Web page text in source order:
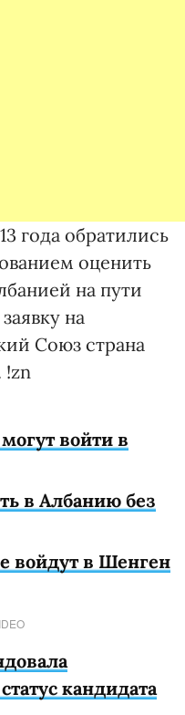
года обратились
оценить
на пути
на
Союз страна
!zn
войти в
в Албанию без
войдут в Шенген
кандидата